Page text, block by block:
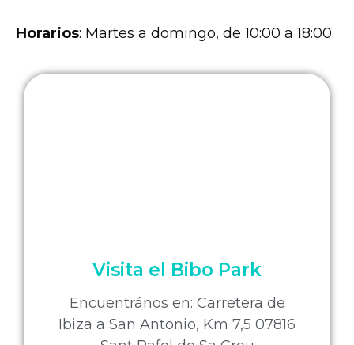
Horarios: Martes a domingo, de 10:00 a 18:00.
Visita el Bibo Park
Encuentrános en: Carretera de
Ibiza a San Antonio, Km 7,5 07816